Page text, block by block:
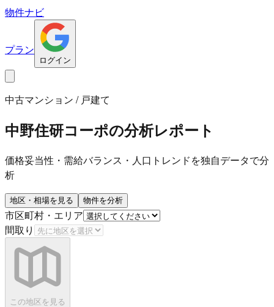
物件ナビ
プラン
ログイン
中古マンション / 戸建て
中野住研コーポの分析レポート
価格妥当性・需給バランス・人口トレンドを独自データで分
析
地区・相場を見る 物件を分析
市区町村・エリア
間取り
この地区を見る